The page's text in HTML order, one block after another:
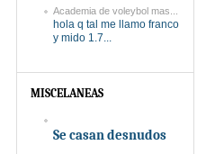
Academia de voleybol mas...
hola q tal me llamo franco
y mido 1.7...
MISCELANEAS
Se casan desnudos